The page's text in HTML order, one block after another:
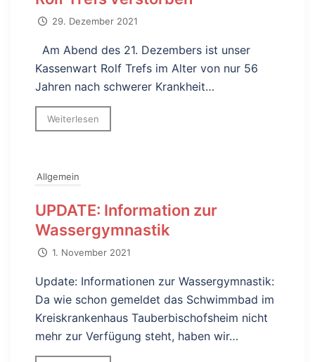
29. Dezember 2021
Am Abend des 21. Dezembers ist unser
Kassenwart Rolf Trefs im Alter von nur 56
Jahren nach schwerer Krankheit…
Weiterlesen
Allgemein
UPDATE: Information zur
Wassergymnastik
1. November 2021
Update: Informationen zur Wassergymnastik:
Da wie schon gemeldet das Schwimmbad im
Kreiskrankenhaus Tauberbischofsheim nicht
mehr zur Verfügung steht, haben wir…